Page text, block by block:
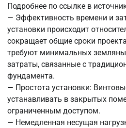
Подробнее по ссылке в
— Эффективность времени и
установки происходит
сокращает общие сроки
требуют минимальных
затраты, связанные с
фундамента.
— Простота установки:
устанавливать в закрытых
ограниченным доступом.
— Немедленная несущая